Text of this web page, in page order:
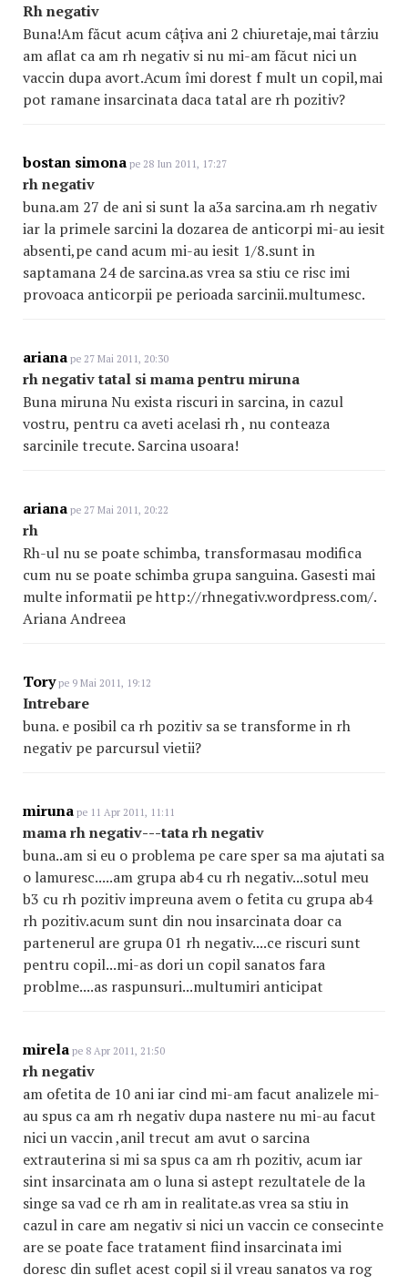
Rh negativ
Buna!Am făcut acum câțiva ani 2 chiuretaje,mai târziu
am aflat ca am rh negativ si nu mi-am făcut nici un
vaccin dupa avort.Acum îmi dorest f mult un copil,mai
pot ramane insarcinata daca tatal are rh pozitiv?
bostan simona pe 28 Iun 2011, 17:27
rh negativ
buna.am 27 de ani si sunt la a3a sarcina.am rh negativ
iar la primele sarcini la dozarea de anticorpi mi-au iesit
absenti,pe cand acum mi-au iesit 1/8.sunt in
saptamana 24 de sarcina.as vrea sa stiu ce risc imi
provoaca anticorpii pe perioada sarcinii.multumesc.
ariana pe 27 Mai 2011, 20:30
rh negativ tatal si mama pentru miruna
Buna miruna Nu exista riscuri in sarcina, in cazul
vostru, pentru ca aveti acelasi rh , nu conteaza
sarcinile trecute. Sarcina usoara!
ariana pe 27 Mai 2011, 20:22
rh
Rh-ul nu se poate schimba, transformasau modifica
cum nu se poate schimba grupa sanguina. Gasesti mai
multe informatii pe http://rhnegativ.wordpress.com/.
Ariana Andreea
Torype 9 Mai 2011, 19:12
Intrebare
buna. e posibil ca rh pozitiv sa se transforme in rh
negativ pe parcursul vietii?
miruna pe 11 Apr 2011, 11:11
mama rh negativ---tata rh negativ
buna..am si eu o problema pe care sper sa ma ajutati sa
o lamuresc.....am grupa ab4 cu rh negativ...sotul meu
b3 cu rh pozitiv impreuna avem o fetita cu grupa ab4
rh pozitiv.acum sunt din nou insarcinata doar ca
partenerul are grupa 01 rh negativ....ce riscuri sunt
pentru copil...mi-as dori un copil sanatos fara
problme....as raspunsuri...multumiri anticipat
mirela pe 8 Apr 2011, 21:50
rh negativ
am ofetita de 10 ani iar cind mi-am facut analizele mi-
au spus ca am rh negativ dupa nastere nu mi-au facut
nici un vaccin ,anil trecut am avut o sarcina
extrauterina si mi sa spus ca am rh pozitiv, acum iar
sint insarcinata am o luna si astept rezultatele de la
singe sa vad ce rh am in realitate.as vrea sa stiu in
cazul in care am negativ si nici un vaccin ce consecinte
are se poate face tratament fiind insarcinata imi
doresc din suflet acest copil si il vreau sanatos va rog